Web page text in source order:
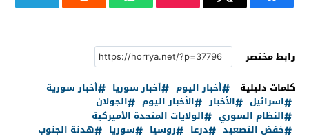
رابط مختصر
كلمات دليلية
أخبار اليوم أخبار سوريا
أخبار سورية
اسرائيل
الأخبار الأخبار اليوم
الجولان
النظام السوري
الولايات المتحدة الأميركية
خفض التصعيد
درعا روسيا سوريا هدنة الجنوب